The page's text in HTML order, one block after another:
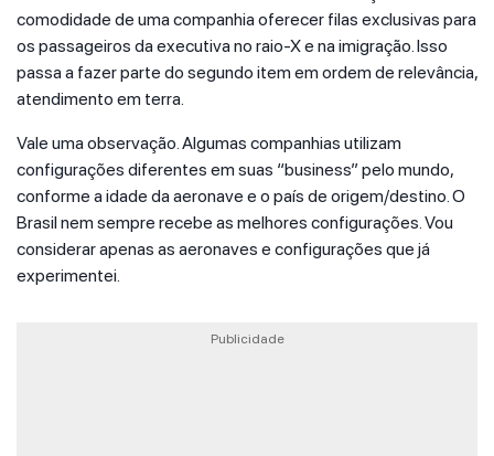
comodidade de uma companhia oferecer filas exclusivas para
os passageiros da executiva no raio-X e na imigração. Isso
passa a fazer parte do segundo item em ordem de relevância,
atendimento em terra.
Vale uma observação. Algumas companhias utilizam
configurações diferentes em suas “business” pelo mundo,
conforme a idade da aeronave e o país de origem/destino. O
Brasil nem sempre recebe as melhores configurações. Vou
considerar apenas as aeronaves e configurações que já
experimentei.
Publicidade